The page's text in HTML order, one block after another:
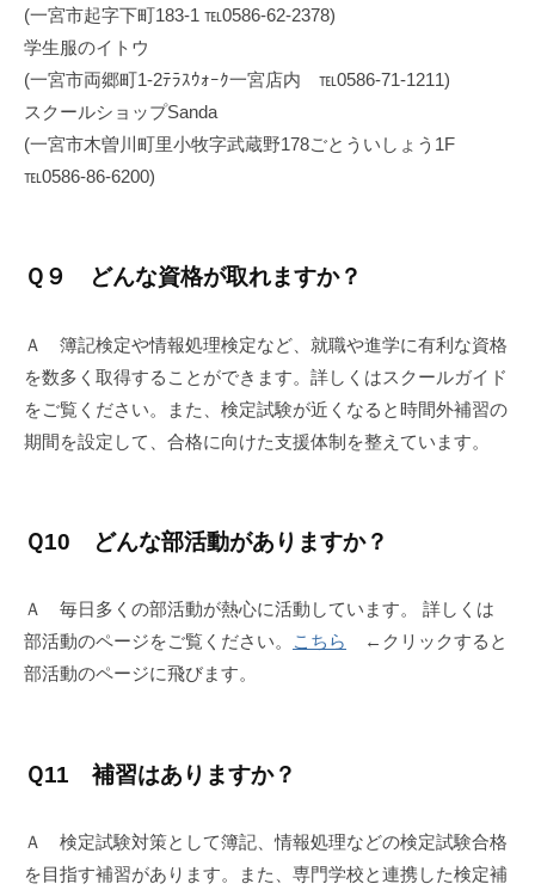
(一宮市起字下町183-1 ℡0586-62-2378)
学生服のイトウ
(一宮市両郷町1-2ﾃﾗｽｳｫｰｸ一宮店内 ℡0586-71-1211)
スクールショップSanda
(一宮市木曽川町里小牧字武蔵野178ごとういしょう1F
℡0586-86-6200)
Ｑ９ どんな資格が取れますか？
Ａ 簿記検定や情報処理検定など、就職や進学に有利な資格
を数多く取得することができます。詳しくはスクールガイド
をご覧ください。また、検定試験が近くなると時間外補習の
期間を設定して、合格に向けた支援体制を整えています。
Ｑ10 どんな部活動がありますか？
Ａ 毎日多くの部活動が熱心に活動しています。 詳しくは
部活動のページをご覧ください。
こちら
←クリックすると
部活動のページに飛びます。
Ｑ11 補習はありますか？
Ａ 検定試験対策として簿記、情報処理などの検定試験合格
を目指す補習があります。また、専門学校と連携した検定補